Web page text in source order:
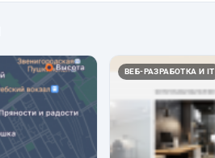
ВЕБ-РАЗРАБОТКА И IT